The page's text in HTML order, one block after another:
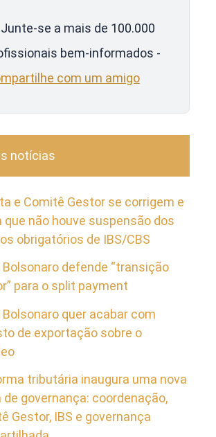
se a mais de 100.000
bem-informados -
com um amigo
notícias
e Comitê Gestor se corrigem e
que não houve suspensão dos
obrigatórios de IBS/CBS
Bolsonaro defende “transição
para o split payment
Bolsonaro quer acabar com
de exportação sobre o
tributária inaugura uma nova
de governança: coordenação,
Gestor, IBS e governança